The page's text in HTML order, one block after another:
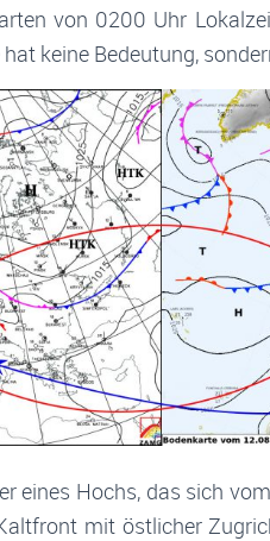
von 0200 Uhr
keine Bedeutung,
eines Hochs, das sich
mit östlicher